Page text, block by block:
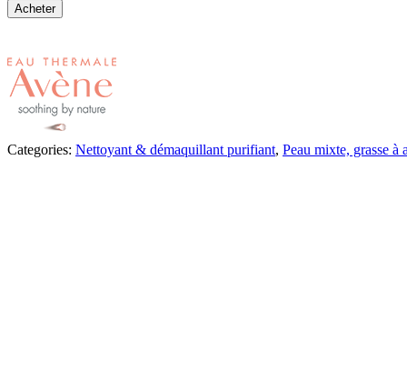
Acheter
Categories: Nettoyant & démaquillant purifiant, Peau mixte, grasse à